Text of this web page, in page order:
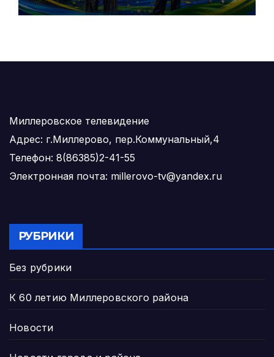
Миллеровское телевидение
Адрес: г.Миллерово, пер.Коммунальный,4
Телефон: 8(86385)2-41-55
Электронная почта: millerovo-tv@yandex.ru
РУБРИКИ
Без рубрики
К 60 летию Миллеровского района
Новости